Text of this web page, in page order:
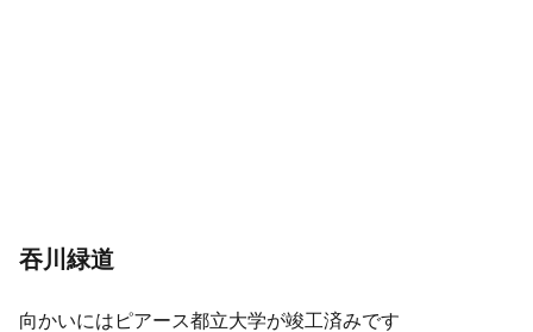
吞川緑道
向かいにはピアース都立大学が竣工済みです